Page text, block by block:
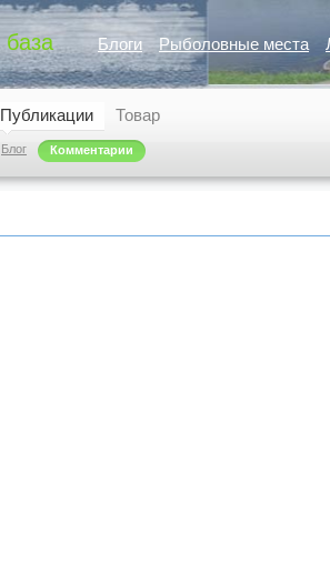
база Блоги Рыболовные места
Публикации
Блог Комментарии
Товар